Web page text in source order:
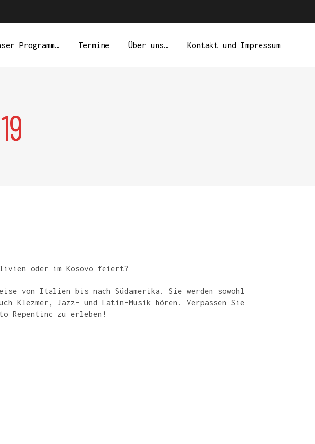
Programm… Termine Über uns… Kontakt und Impressum
oder im Kosovo feiert?
von Italien bis nach Südamerika. Sie werden sowohl
Klezmer, Jazz- und Latin-Musik hören. Verpassen Sie
Repentino zu erleben!